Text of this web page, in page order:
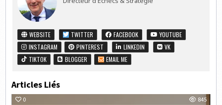
WEBSITE TWITTER FACEBOOK
YOUTUBE
INSTAGRAM
PINTEREST LINKEDIN
VK
TIKTOK
BLOGGER EMAIL ME
Articles Liés
0 845